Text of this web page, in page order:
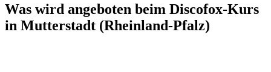
Was wird angeboten beim Discofox-Kurs
in Mutterstadt (Rheinland-Pfalz)